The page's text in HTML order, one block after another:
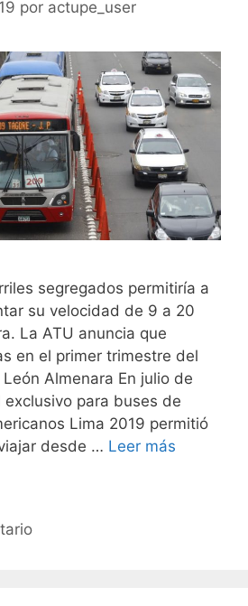
por actupe_user
segregados permitiría a
su velocidad de 9 a 20
La ATU anuncia que
en el primer trimestre del
Almenara En julio de
para buses de
Lima 2019 permitió
desde … Leer más